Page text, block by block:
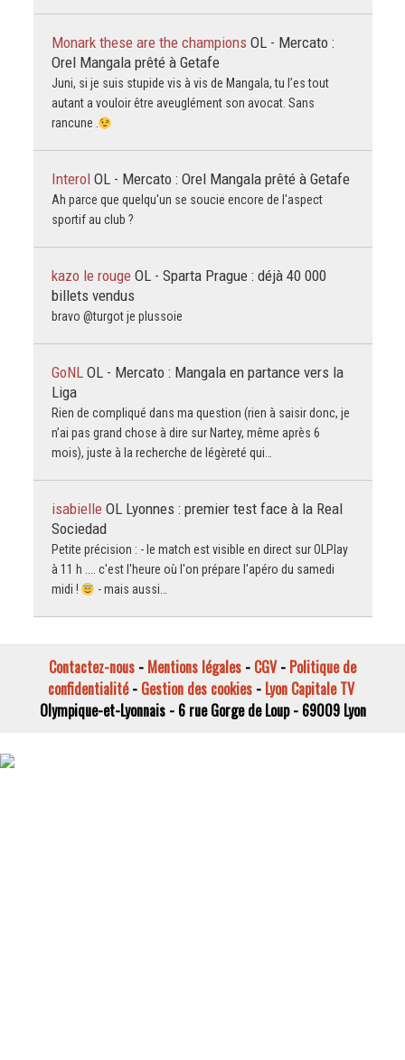
Monark these are the champions OL - Mercato :
Orel Mangala prêté à Getafe
Juni, si je suis stupide vis à vis de Mangala, tu l’es tout
autant a vouloir être aveuglément son avocat. Sans
rancune .
Interol OL - Mercato : Orel Mangala prêté à Getafe
Ah parce que quelqu'un se soucie encore de l'aspect
sportif au club ?
kazo le rouge OL - Sparta Prague : déjà 40 000
billets vendus
bravo @turgot je plussoie
GoNL OL - Mercato : Mangala en partance vers la
Liga
Rien de compliqué dans ma question (rien à saisir donc, je
n’ai pas grand chose à dire sur Nartey, même après 6
mois), juste à la recherche de légèreté qui…
isabielle OL Lyonnes : premier test face à la Real
Sociedad
Petite précision : - le match est visible en direct sur OLPlay
à 11 h .... c'est l'heure où l'on prépare l'apéro du samedi
midi !
- mais aussi…
Contactez-nous - Mentions légales - CGV- Politique de
confidentialité- Gestion des cookies- Lyon Capitale TV
Olympique-et-Lyonnais - 6 rue Gorge de Loup - 69009 Lyon